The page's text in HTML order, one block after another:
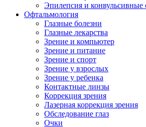
Эпилепсия и конвульсивные
Офтальмология
Глазные болезни
Глазные лекарства
Зрение и компьютер
Зрение и питание
Зрение и спорт
Зрение у взрослых
Зрение у ребенка
Контактные линзы
Коррекция зрения
Лазерная коррекция зрения
Обследование глаз
Очки